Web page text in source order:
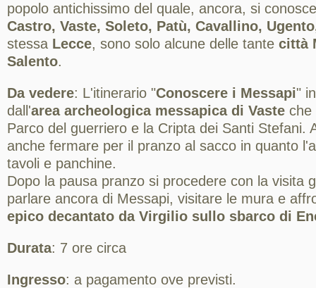
popolo antichissimo del quale, ancora, si
Castro, Vaste, Soleto, Patù, Cavallino,
stessa Lecce, sono solo alcune delle tante città
Salento.
Da vedere: L'itinerario "Conoscere i Messapi"
dall'area archeologica messapica di Vaste che
Parco del guerriero e la Cripta dei Santi Stefani.
anche fermare per il pranzo al sacco in quanto
tavoli e panchine.
Dopo la pausa pranzo si procedere con la visita
parlare ancora di Messapi, visitare le mura e
epico decantato da Virgilio sullo sbarco di
Durata: 7 ore circa
Ingresso: a pagamento ove previsti.